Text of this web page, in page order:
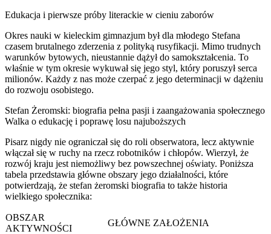
Edukacja i pierwsze próby literackie w cieniu zaborów
Okres nauki w kieleckim gimnazjum był dla młodego Stefana
czasem brutalnego zderzenia z polityką rusyfikacji. Mimo trudnych
warunków bytowych, nieustannie dążył do samokształcenia. To
właśnie w tym okresie wykuwał się jego styl, który poruszył serca
milionów. Każdy z nas może czerpać z jego determinacji w dążeniu
do rozwoju osobistego.
Stefan Żeromski: biografia pełna pasji i zaangażowania społecznego
Walka o edukację i poprawę losu najuboższych
Pisarz nigdy nie ograniczał się do roli obserwatora, lecz aktywnie
włączał się w ruchy na rzecz robotników i chłopów. Wierzył, że
rozwój kraju jest niemożliwy bez powszechnej oświaty. Poniższa
tabela przedstawia główne obszary jego działalności, które
potwierdzają, że stefan żeromski biografia to także historia
wielkiego społecznika:
OBSZAR
AKTYWNOŚCI
GŁÓWNE ZAŁOŻENIA